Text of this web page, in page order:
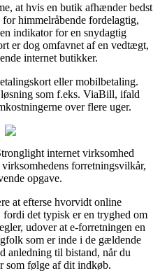
at hvis en butik afhænder bedst
himmelråbende fordelagtig,
indikator for en snydagtig
er dog omfavnet af en vedtægt,
internet butikker.
eller mobilbetaling.
som f.eks. ViaBill, ifald
over flere uger.
internet virksomhed
forretningsvilkår,
opgave.
at efterse hvorvidt online
det typisk er en tryghed om
udover at e-forretningen en
som er inde i de gældende
anledning til bistand, når du
som følge af dit indkøb.